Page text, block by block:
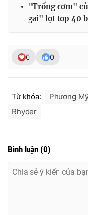
"Trống cơm"
gai" lọt top 40
0 0
Từ khóa: Phương
Rhyder
Bình luận (0)